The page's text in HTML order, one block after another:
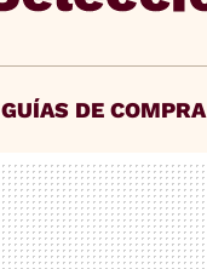
GUÍAS DE COMPRA